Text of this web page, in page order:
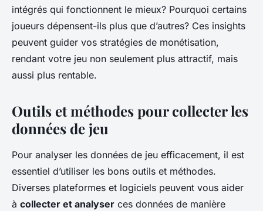
intégrés qui fonctionnent le mieux? Pourquoi certains
joueurs dépensent-ils plus que d’autres? Ces insights
peuvent guider vos stratégies de monétisation,
rendant votre jeu non seulement plus attractif, mais
aussi plus rentable.
Outils et méthodes pour collecter les
données de jeu
Pour analyser les données de jeu efficacement, il est
essentiel d’utiliser les bons outils et méthodes.
Diverses plateformes et logiciels peuvent vous aider
à collecter et analyser ces données de manière